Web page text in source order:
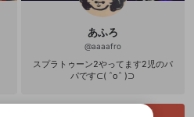
あふろ
@aaaafro
スプラトゥーン2やってます2児のパ
パです⊂( ˆoˆ )⊃
ントは mellow-fan
規登録
ントはmellow-fanア
データの登録
ニティ参加方法